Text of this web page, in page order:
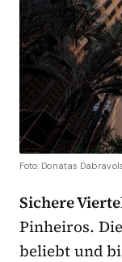
Foto: Donatas
Sichere
Pinheiros.
beliebt und